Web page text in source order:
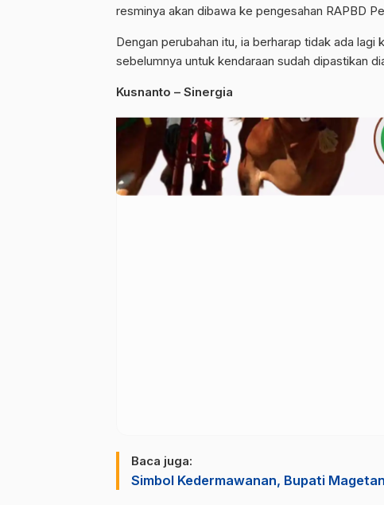
resminya akan dibawa ke pengesahan RAPBD
Dengan perubahan itu, ia berharap tidak ada
sebelumnya untuk kendaraan sudah dipastikan
Kusnanto – Sinergia
Baca juga:
Simbol Kedermawanan, Bupati